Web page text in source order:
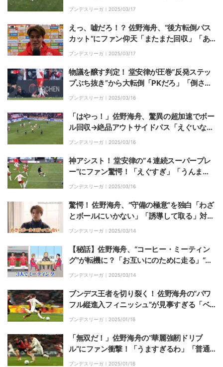
っくりしたわ」敵を引きずるデュエル王ぶり
ブンデスリーガ｜ 2025/03/17
えっ、嘘だろ！？ 佐野海舟、“後方転倒パス
カット”にファン仰天「またまた回収」「あ
の体勢で…」「読みがすごい」さすがの守備
ブンデスリーガ｜ 2025/03/17
物議を醸す判定！ 堂安律が圧巻“反発ステッ
プぶち抜き”から大転倒「PKだろ」「倒され
てるやん」「もっと粘った方が…」ノーファ
ブンデスリーガ｜ 2025/03/16
「はやっ！」佐野海舟、驚異の超加速でボー
ル回収→絶品アウトサイドパス「えぐいな」
「1人で攻撃も守備もするやん」「やっぱり
ブンデスリーガ｜ 2025/03/16
神アシスト！ 堂安律の“４連続スーパープレ
ー”にファン驚愕！「えぐすぎ」「うんま
っ」裏抜け→ビタ止めトラップ→ドリブル→
ブンデスリーガ｜ 2025/03/16
驚愕！ 佐野海舟、“守備の極意”を独白「わざ
とボールにいかない」「誘導して取る」対人
勝利がブンデスリーガ屈指の理由「世界の一
ブンデスリーガ｜ 2025/03/14
【秘話】佐野海舟、“コーヒー・ミーティン
グ”が転機に？「お互いにのために走る」“ブ
ンデスリーガ屈指の中盤" を生んだ監督の独
ブンデスリーガ｜ 2025/03/14
ブンデス王者を切り裂く！ 佐野海舟の“パワ
フル縦進入フィニッシュ”が見事すぎる「ベ
ストイレブン級」「一番怖い」守備の鬼が攻
ブンデスリーガ｜ 2025/01/16
「無双だ！」佐野海舟の“華麗強靭ドリブ
ル”にファン衝撃！「うますぎるわ」「普通
に怖い」王者レヴァークーゼンを翻弄した瞬
ブンデスリーガ｜ 2025/01/16